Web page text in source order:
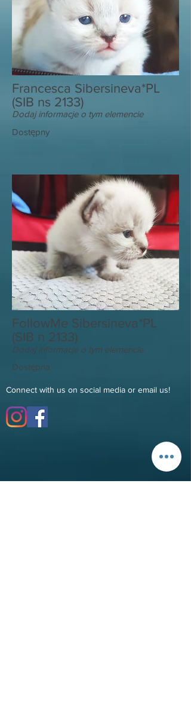
Francesca Sibersineva*PL
(SIB ns 2133)
Dodaj informacje o tym elemencie
Dostępny
FollowMe Sibersineva*PL
(SIB n 2133)
Dodaj informacje o tym elemencie
Dostępna
Connect with us on social media or email us!